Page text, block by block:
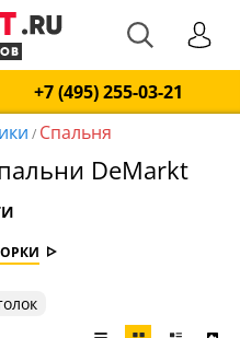
+7 (495) 255-03-21
/ Спальня
DeMarkt